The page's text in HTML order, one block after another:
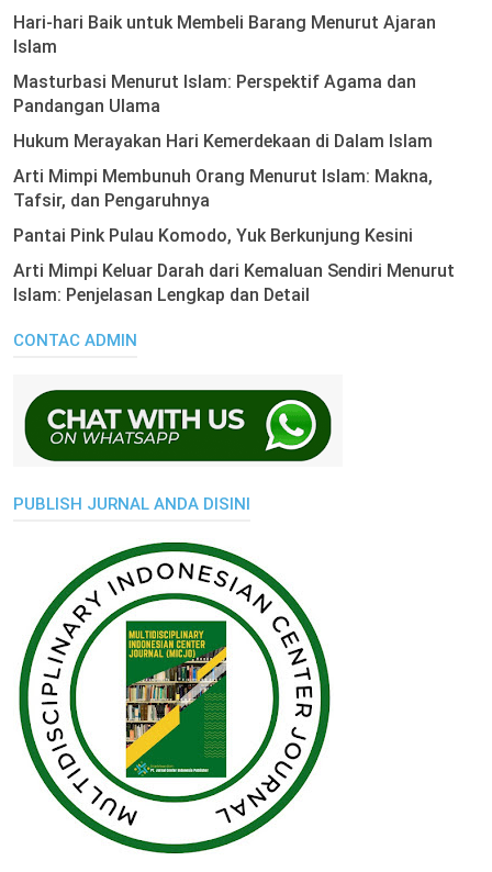
Hari-hari Baik untuk Membeli Barang Menurut Ajaran
Islam
Masturbasi Menurut Islam: Perspektif Agama dan
Pandangan Ulama
Hukum Merayakan Hari Kemerdekaan di Dalam Islam
Arti Mimpi Membunuh Orang Menurut Islam: Makna,
Tafsir, dan Pengaruhnya
Pantai Pink Pulau Komodo, Yuk Berkunjung Kesini
Arti Mimpi Keluar Darah dari Kemaluan Sendiri Menurut
Islam: Penjelasan Lengkap dan Detail
CONTAC ADMIN
PUBLISH JURNAL ANDA DISINI